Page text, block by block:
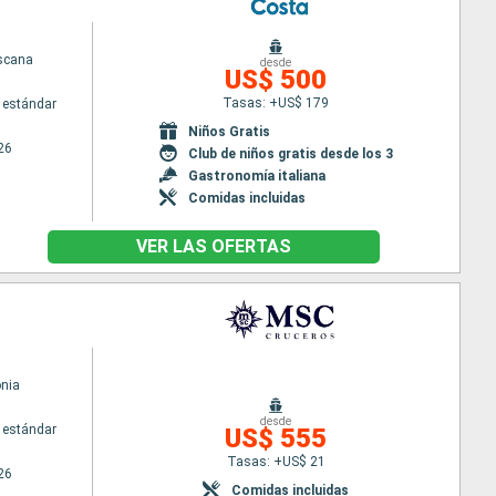
desde
US$ 500
Tasas: +US$ 179
Niños Gratis
Club de niños gratis desde los 3
Gastronomía italiana
Comidas incluidas
VER LAS OFERTAS
desde
US$ 555
Tasas: +US$ 21
Comidas incluidas